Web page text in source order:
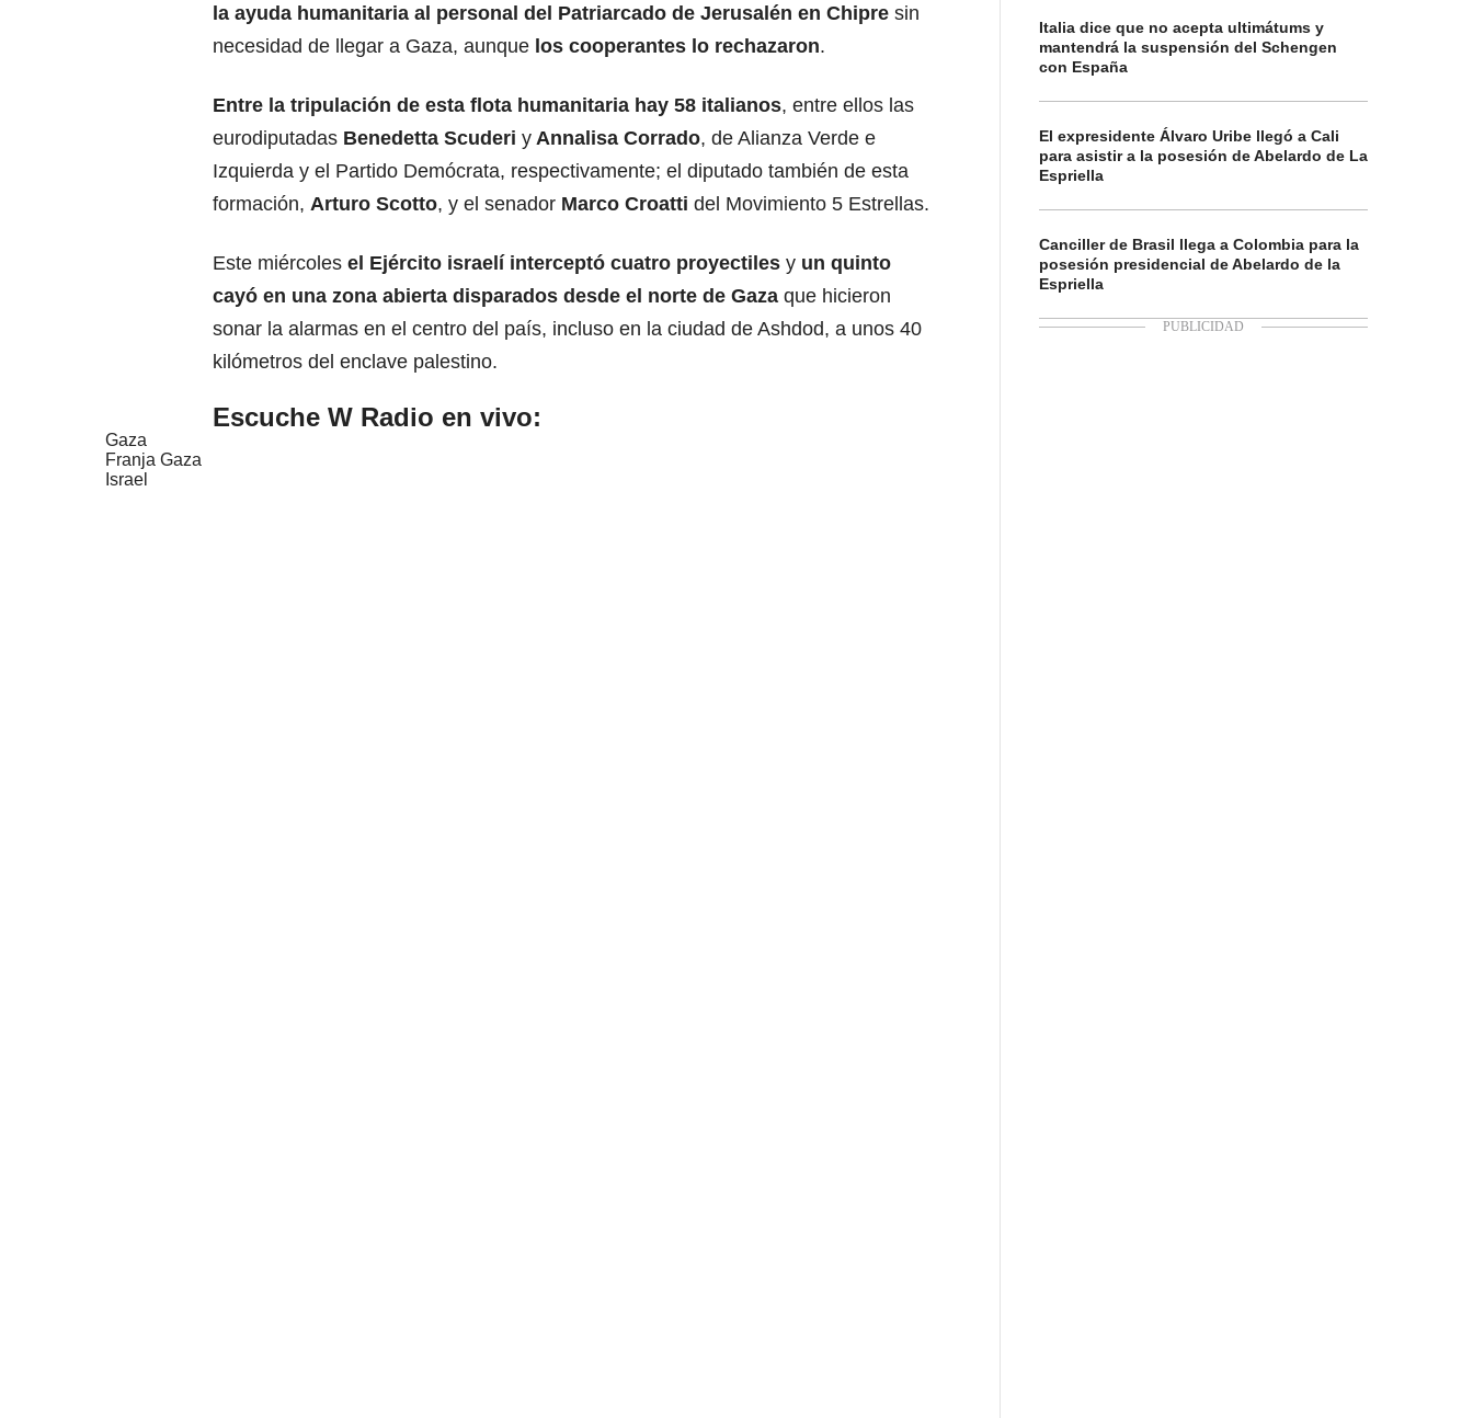
la ayuda humanitaria al personal del Patriarcado de Jerusalén en Chipre sin
necesidad de llegar a Gaza, aunque los cooperantes lo rechazaron.
Entre la tripulación de esta flota humanitaria hay 58 italianos, entre ellos las
eurodiputadas Benedetta Scuderi y Annalisa Corrado, de Alianza Verde e
Izquierda y el Partido Demócrata, respectivamente; el diputado también de esta
formación, Arturo Scotto, y el senador Marco Croatti del Movimiento 5 Estrellas.
Este miércoles el Ejército israelí interceptó cuatro proyectiles y un quinto
cayó en una zona abierta disparados desde el norte de Gaza que hicieron
sonar la alarmas en el centro del país, incluso en la ciudad de Ashdod, a unos 40
kilómetros del enclave palestino.
Escuche W Radio en vivo:
Gaza
Franja Gaza
Israel
Italia dice que no acepta ultimátums y
mantendrá la suspensión del Schengen
con España
El expresidente Álvaro Uribe llegó a Cali
para asistir a la posesión de Abelardo de La
Espriella
Canciller de Brasil llega a Colombia para la
posesión presidencial de Abelardo de la
Espriella